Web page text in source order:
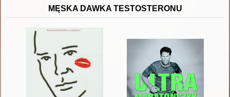
MĘSKA DAWKA TESTOSTERONU